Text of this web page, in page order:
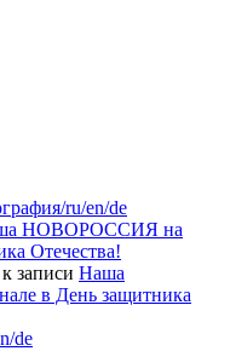
ru/en/de
НОВОРОССИЯ на
Отечества!
к записи Наша
в День защитника
de